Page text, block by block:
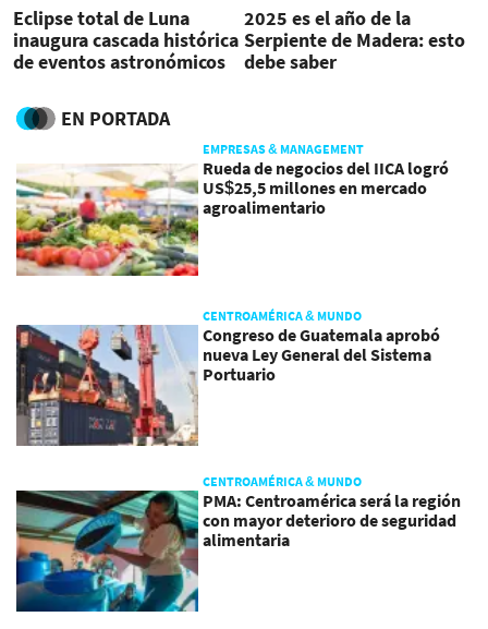
Eclipse total de Luna
inaugura cascada histórica
de eventos astronómicos
2025 es el año de la
Serpiente de Madera: esto
debe saber
EN PORTADA
EMPRESAS & MANAGEMENT
Rueda de negocios del IICA logró
US$25,5 millones en mercado
agroalimentario
CENTROAMÉRICA & MUNDO
Congreso de Guatemala aprobó
nueva Ley General del Sistema
Portuario
CENTROAMÉRICA & MUNDO
PMA: Centroamérica será la región
con mayor deterioro de seguridad
alimentaria